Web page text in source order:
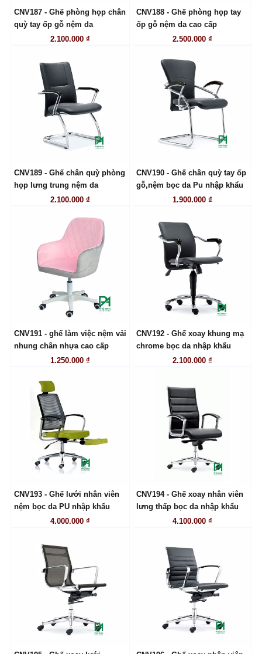
LIÊN HỆ
CNV187 - Ghế phòng họp chân
quỳ tay ốp gỗ nệm da
2.100.000 ₫
LIÊN HỆ
CNV188 - Ghế phòng họp tay
ốp gỗ nệm da cao cấp
2.500.000 ₫
LIÊN HỆ
CNV189 - Ghế chân quỳ phòng
họp lưng trung nệm da
2.100.000 ₫
LIÊN HỆ
CNV190 - Ghế chân quỳ tay ốp
gỗ,nệm bọc da Pu nhập khẩu
1.900.000 ₫
LIÊN HỆ
CNV191 - ghế làm việc nệm vải
nhung chân nhựa cao cấp
1.250.000 ₫
LIÊN HỆ
CNV192 - Ghế xoay khung mạ
chrome bọc da nhập khẩu
2.100.000 ₫
LIÊN HỆ
CNV193 - Ghế lưới nhân viên
nệm bọc da PU nhập khẩu
4.000.000 ₫
LIÊN HỆ
CNV194 - Ghế xoay nhân viên
lưng thấp bọc da nhập khẩu
4.100.000 ₫